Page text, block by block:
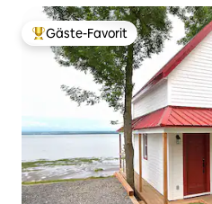
Beliebter Gäste-Favorit.
Gäste-Favorit